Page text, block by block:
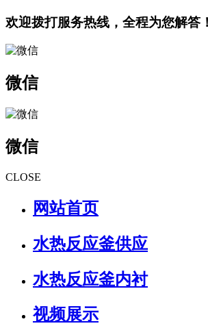
欢迎拨打服务热线，全程为您解答！
微信
微信
CLOSE
网站首页
水热反应釜供应
水热反应釜内衬
视频展示